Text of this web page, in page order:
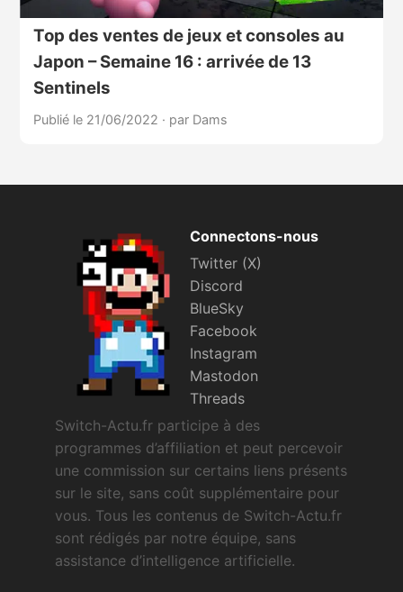
Top des ventes de jeux et consoles au
Japon – Semaine 16 : arrivée de 13
Sentinels
Publié le 21/06/2022 · par Dams
Connectons-nous
Twitter (X)
Discord
BlueSky
Facebook
Instagram
Mastodon
Threads
Switch-Actu.fr participe à des
programmes d’affiliation et peut percevoir
une commission sur certains liens présents
sur le site, sans coût supplémentaire pour
vous. Tous les contenus de Switch-Actu.fr
sont rédigés par notre équipe, sans
assistance d’intelligence artificielle.